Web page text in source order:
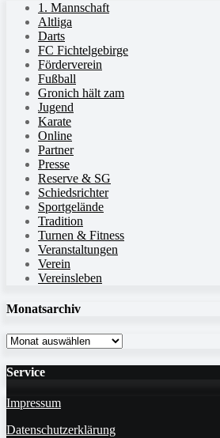
1. Mannschaft
Altliga
Darts
FC Fichtelgebirge
Förderverein
Fußball
Gronich hält zam
Jugend
Karate
Online
Partner
Presse
Reserve & SG
Schiedsrichter
Sportgelände
Tradition
Turnen & Fitness
Veranstaltungen
Verein
Vereinsleben
Monatsarchiv
Monatsarchiv
Service
Impressum
Datenschutzerklärung